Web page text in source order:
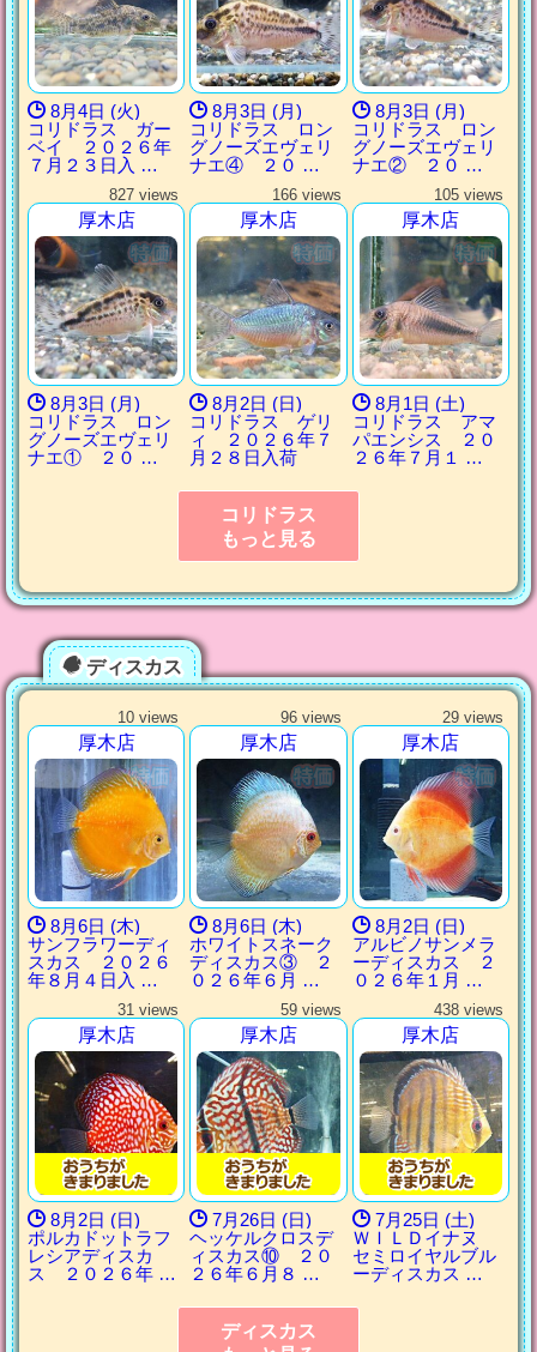
8月4日 (火)
コリドラス ガー
ベイ ２０２６年
７月２３日入 …
8月3日 (月)
コリドラス ロン
グノーズエヴェリ
ナエ④ ２０ …
8月3日 (月)
コリドラス ロン
グノーズエヴェリ
ナエ② ２０ …
827 views
厚木店
8月3日 (月)
コリドラス ロン
グノーズエヴェリ
ナエ① ２０ …
166 views
厚木店
8月2日 (日)
コリドラス ゲリ
ィ ２０２６年７
月２８日入荷
105 views
厚木店
8月1日 (土)
コリドラス アマ
パエンシス ２０
２６年７月１ …
コリドラス
もっと見る
ディスカス
10 views
厚木店
8月6日 (木)
サンフラワーディ
スカス ２０２６
年８月４日入 …
96 views
厚木店
8月6日 (木)
ホワイトスネーク
ディスカス③ ２
０２６年６月 …
29 views
厚木店
8月2日 (日)
アルビノサンメラ
ーディスカス ２
０２６年１月 …
31 views
厚木店
8月2日 (日)
ポルカドットラフ
レシアディスカ
ス ２０２６年 …
59 views
厚木店
7月26日 (日)
ヘッケルクロスデ
ィスカス⑩ ２０
２６年６月８ …
438 views
厚木店
7月25日 (土)
ＷＩＬＤイナヌ
セミロイヤルブル
ーディスカス …
ディスカス